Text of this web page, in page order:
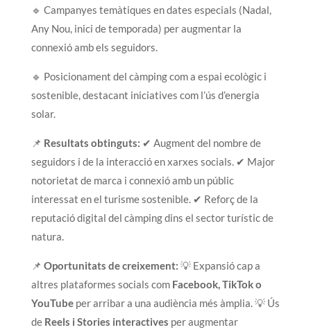
🔹 Campanyes temàtiques en dates especials (Nadal,
Any Nou, inici de temporada) per augmentar la
connexió amb els seguidors.
🔹 Posicionament del càmping com a espai ecològic i
sostenible, destacant iniciatives com l’ús d’energia
solar.
📌 Resultats obtinguts: ✔ Augment del nombre de
seguidors i de la interacció en xarxes socials. ✔ Major
notorietat de marca i connexió amb un públic
interessat en el turisme sostenible. ✔ Reforç de la
reputació digital del càmping dins el sector turístic de
natura.
📌 Oportunitats de creixement: 💡 Expansió cap a
altres plataformes socials com Facebook, TikTok o
YouTubeper arribar a una audiència més àmplia. 💡 Ús
de Reels i Stories interactives per augmentar